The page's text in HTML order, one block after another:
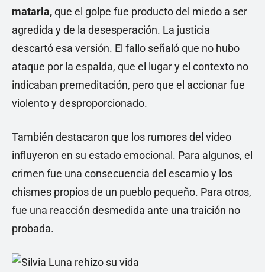
matarla,que el golpe fue producto del miedo a ser
agredida y de la desesperación. La justicia
descartó esa versión. El fallo señaló que no hubo
ataque por la espalda, que el lugar y el contexto no
indicaban premeditación, pero que el accionar fue
violento y desproporcionado.
También destacaron que los rumores del video
influyeron en su estado emocional. Para algunos, el
crimen fue una consecuencia del escarnio y los
chismes propios de un pueblo pequeño. Para otros,
fue una reacción desmedida ante una traición no
probada.